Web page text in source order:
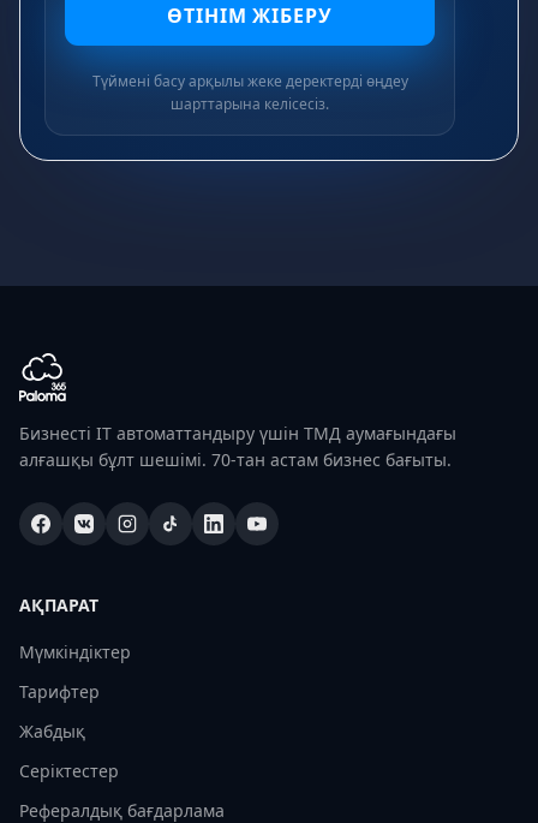
ӨТІНІМ ЖІБЕРУ
Түймені басу арқылы жеке деректерді өңдеу
шарттарына келісесіз.
Бизнесті IT автоматтандыру үшін ТМД аумағындағы
алғашқы бұлт шешімі. 70-тан астам бизнес бағыты.
АҚПАРАТ
Мүмкіндіктер
Тарифтер
Жабдық
Серіктестер
Рефералдық бағдарлама